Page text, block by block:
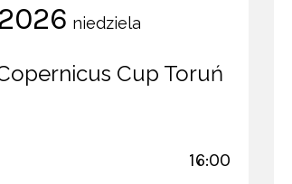
niedziela
Cup Toruń
16:00